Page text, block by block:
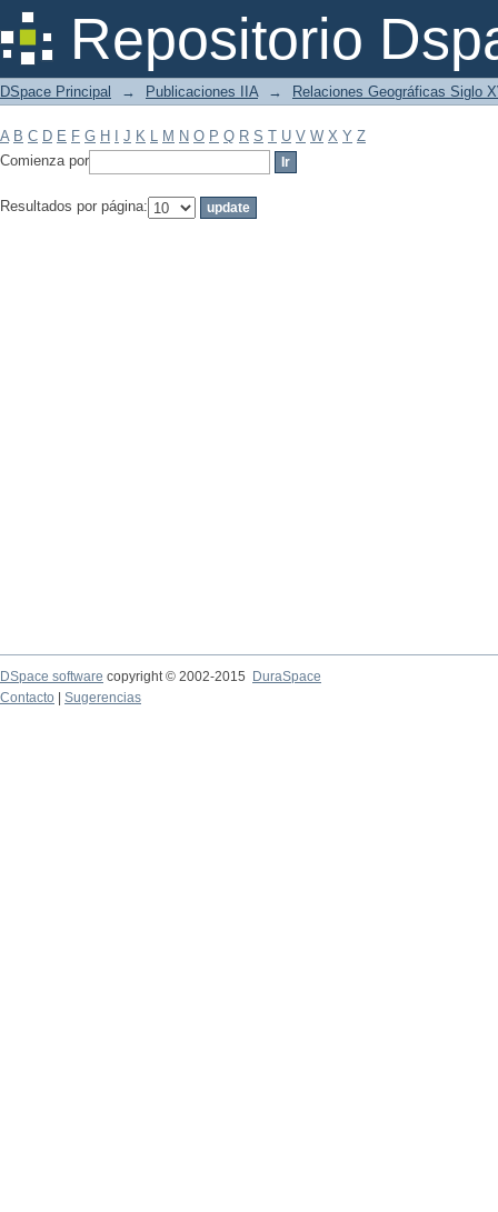
Repositorio
Filtrar por: Materia
DSpace Principal → Publicaciones IIA → Relaciones Geográficas Siglo
A B C D E F G H J K L M N O P Q R S T U V W X Y Z
Comienza por
Resultados por página:
DSpace software copyright © 2002-2015
DuraSpace
Contacto
Sugerencias